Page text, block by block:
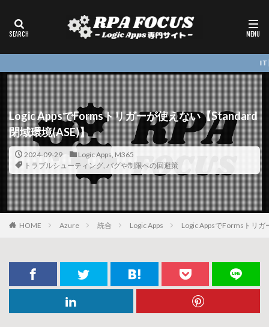
IT 関連の質
Logic AppsでFormsトリガーが使えない【Standard
閉域環境(ASE)】
2024-09-29 Logic Apps, M365
トラブルシューティング, バグや制限への回避策
HOME Azure 統合 Logic Apps Logic AppsでFormsトリガ